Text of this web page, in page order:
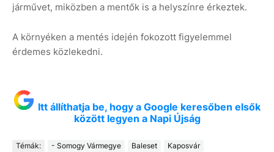
járművet, miközben a mentők is a helyszínre érkeztek.
A környéken a mentés idején fokozott figyelemmel
érdemes közlekedni.
Itt állíthatja be, hogy a Google keresőben elsők
között legyen a Napi Újság
Témák: - Somogy Vármegye Baleset Kaposvár